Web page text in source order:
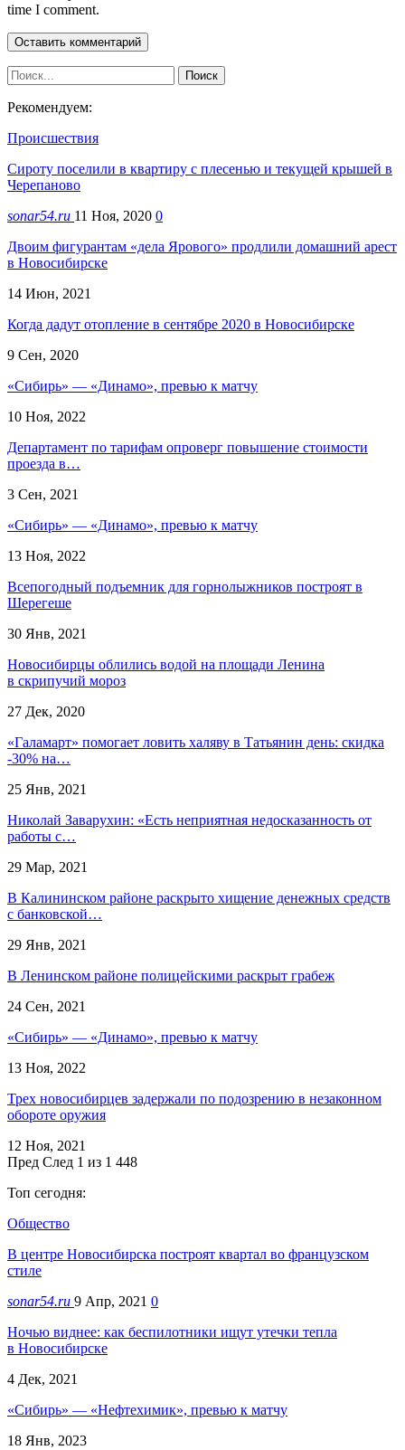
time I comment.
Рекомендуем:
Происшествия
Сироту поселили в квартиру с плесенью и текущей крышей в
Черепаново
sonar54.ru 11 Ноя, 2020 0
Двоим фигурантам «дела Ярового» продлили домашний арест
в Новосибирске
14 Июн, 2021
Когда дадут отопление в сентябре 2020 в Новосибирске
9 Сен, 2020
«Сибирь» — «Динамо», превью к матчу
10 Ноя, 2022
Департамент по тарифам опроверг повышение стоимости
проезда в…
3 Сен, 2021
«Сибирь» — «Динамо», превью к матчу
13 Ноя, 2022
Всепогодный подъемник для горнолыжников построят в
Шерегеше
30 Янв, 2021
Новосибирцы облились водой на площади Ленина
в скрипучий мороз
27 Дек, 2020
«Галамарт» помогает ловить халяву в Татьянин день: скидка
-30% на…
25 Янв, 2021
Николай Заварухин: «Есть неприятная недосказанность от
работы с…
29 Мар, 2021
В Калининском районе раскрыто хищение денежных средств
с банковской…
29 Янв, 2021
В Ленинском районе полицейскими раскрыт грабеж
24 Сен, 2021
«Сибирь» — «Динамо», превью к матчу
13 Ноя, 2022
Трех новосибирцев задержали по подозрению в незаконном
обороте оружия
12 Ноя, 2021
Пред След 1 из 1 448
Топ сегодня:
Общество
В центре Новосибирска построят квартал во французском
стиле
sonar54.ru 9 Апр, 2021 0
Ночью виднее: как беспилотники ищут утечки тепла
в Новосибирске
4 Дек, 2021
«Сибирь» — «Нефтехимик», превью к матчу
18 Янв, 2023